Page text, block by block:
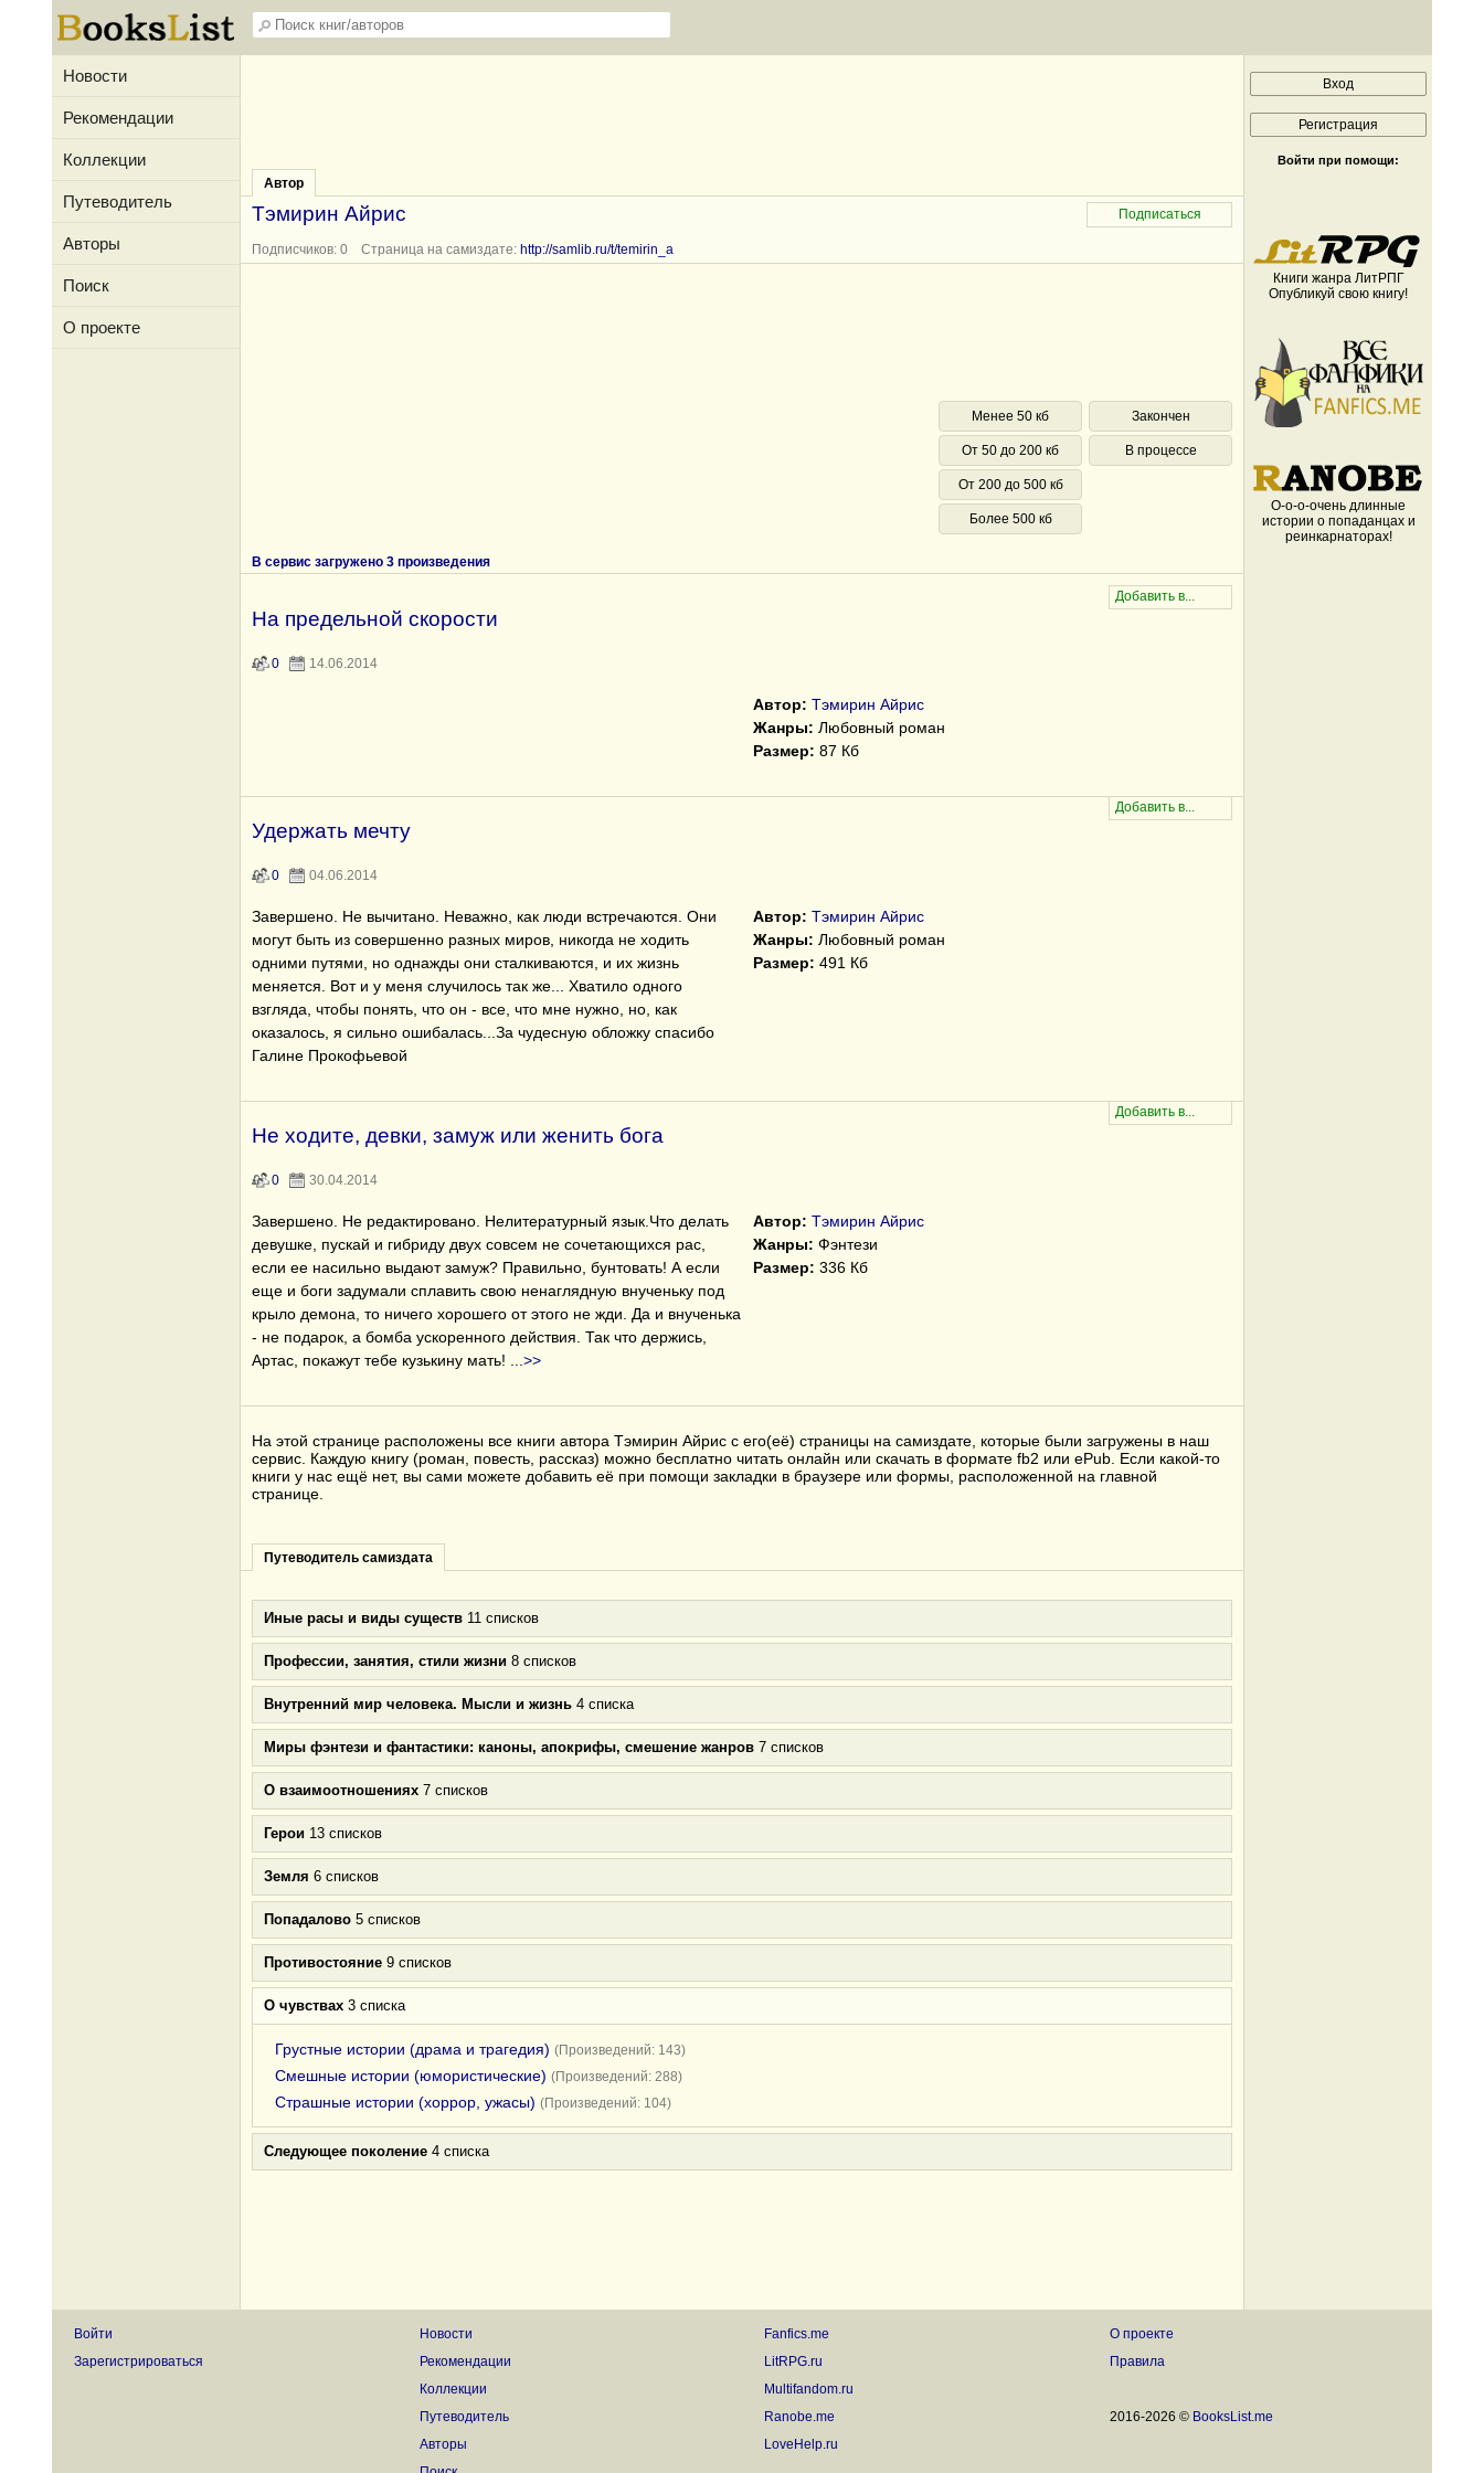
Новости
Рекомендации
Коллекции
Путеводитель
Авторы
Поиск
О проекте
Автор
Тэмирин Айрис
Подписчиков: 0 Страница на самиздате: http://samlib.ru/t/temirin_a
Менее 50 кб
От 50 до 200 кб
От 200 до 500 кб
Более 500 кб
Закончен
В процессе
В сервис загружено 3 произведения
На предельной скорости
0 14.06.2014
Автор: Тэмирин Айрис
Жанры: Любовный роман
Размер: 87 Кб
Удержать мечту
0 04.06.2014
Завершено. Не вычитано. Неважно, как люди встречаются. Они
могут быть из совершенно разных миров, никогда не ходить
одними путями, но однажды они сталкиваются, и их жизнь
меняется. Вот и у меня случилось так же... Хватило одного
взгляда, чтобы понять, что он - все, что мне нужно, но, как
оказалось, я сильно ошибалась...За чудесную обложку спасибо
Галине Прокофьевой
Автор: Тэмирин Айрис
Жанры: Любовный роман
Размер: 491 Кб
Не ходите, девки, замуж или женить бога
0 30.04.2014
Завершено. Не редактировано. Нелитературный язык.Что делать
девушке, пускай и гибриду двух совсем не сочетающихся рас,
если ее насильно выдают замуж? Правильно, бунтовать! А если
еще и боги задумали сплавить свою ненаглядную внученьку под
крыло демона, то ничего хорошего от этого не жди. Да и внученька
- не подарок, а бомба ускоренного действия. Так что держись,
Артас, покажут тебе кузькину мать!
>>
Автор: Тэмирин Айрис
Жанры: Фэнтези
Размер: 336 Кб
На этой странице расположены все книги автора Тэмирин Айрис с его(её) страницы на самиздате, которые были загружены в наш
сервис. Каждую книгу (роман, повесть, рассказ) можно бесплатно читать онлайн или скачать в формате fb2 или ePub. Если какой-то
книги у нас ещё нет, вы сами можете добавить её при помощи закладки в браузере или формы, расположенной на главной
странице.
Путеводитель самиздата
Иные расы и виды существ 11 списков
Профессии, занятия, стили жизни 8 списков
Внутренний мир человека. Мысли и жизнь 4 списка
Миры фэнтези и фантастики: каноны, апокрифы, смешение жанров 7 списков
О взаимоотношениях 7 списков
Герои 13 списков
Земля 6 списков
Попадалово 5 списков
Противостояние 9 списков
О чувствах 3 списка
Грустные истории (драма и трагедия) (Произведений: 143)
Смешные истории (юмористические) (Произведений: 288)
Страшные истории (хоррор, ужасы) (Произведений: 104)
Следующее поколение 4 списка
Войти при помощи:
Книги жанра ЛитРПГ
Опубликуй свою книгу!
О-о-о-очень длинные
истории о попаданцах и
реинкарнаторах!
Войти
Зарегистрироваться
Новости
Рекомендации
Коллекции
Путеводитель
Авторы
Fanfics.me
LitRPG.ru
Multifandom.ru
Ranobe.me
LoveHelp.ru
О проекте
Правила
2016-2026 © BooksList.me